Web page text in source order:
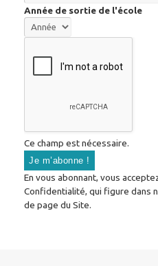
Année de sortie de l'école
Ce champ est nécessaire.
En vous abonnant, vous
Confidentialité, qui figure dans
de page du Site.